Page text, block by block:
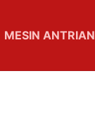
MESIN ANTRIAN